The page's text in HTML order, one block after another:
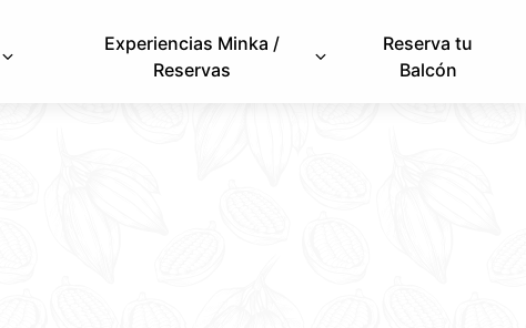
Experiencias Minka /
Reservas
Reserva tu
Balcón